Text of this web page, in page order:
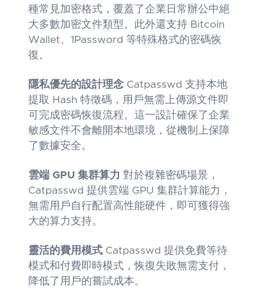
種常見加密格式，覆蓋了企業日常辦公中絕
大多數加密文件類型。此外還支持 Bitcoin
Wallet、1Password 等特殊格式的密碼恢
復。
隱私優先的設計理念 Catpasswd 支持本地
提取 Hash 特徵碼，用戶無需上傳源文件即
可完成密碼恢復流程。這一設計確保了企業
敏感文件不會離開本地環境，從機制上保障
了數據安全。
雲端 GPU 集群算力 對於複雜密碼場景，
Catpasswd 提供雲端 GPU 集群計算能力，
無需用戶自行配置高性能硬件，即可獲得強
大的算力支持。
靈活的費用模式 Catpasswd 提供免費等待
模式和付費即時模式，恢復失敗無需支付，
降低了用戶的嘗試成本。